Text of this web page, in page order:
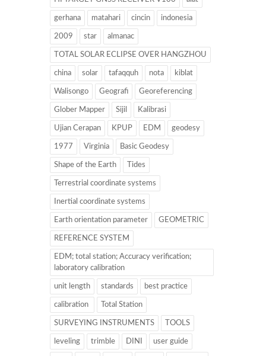
gerhana matahari cincin indonesia
2009 star almanac
TOTAL SOLAR ECLIPSE OVER HANGZHOU
china solar tafaqquh nota kiblat
Walisongo Geografi Georeferencing
Glober Mapper Sijil Kalibrasi
Ujian Cerapan KPUP EDM geodesy
1977 Virginia Basic Geodesy
Shape of the Earth Tides
Terrestrial coordinate systems
Inertial coordinate systems
Earth orientation parameter GEOMETRIC
REFERENCE SYSTEM
EDM; total station; Accuracy verification;
laboratory calibration
unit length standards best practice
calibration Total Station
SURVEYING INSTRUMENTS TOOLS
leveling trimble DINI user guide